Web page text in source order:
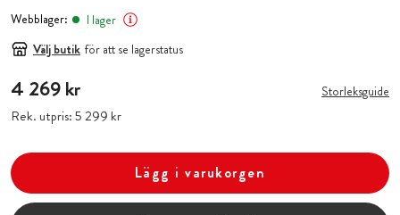
Webblager:
I lager
Välj butik för att se lagerstatus
Pris:4 269 kr
4 269 kr
Rek. utpris:Pris:5 299 kr
5 299 kr
Storleksguide
Lägg i varukorgen